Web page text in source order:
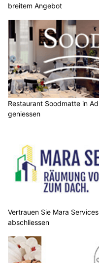
breitem Angebot
Restaurant Soodmatte in
geniessen
Vertrauen Sie Mara
abschliessen